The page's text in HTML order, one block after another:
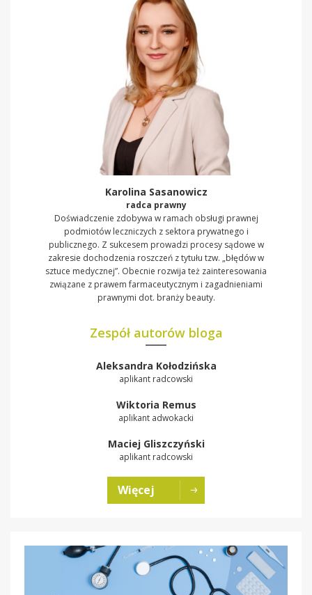
Karolina Sasanowicz
radca prawny
Doświadczenie zdobywa w ramach obsługi prawnej
podmiotów leczniczych z sektora prywatnego i
publicznego. Z sukcesem prowadzi procesy sądowe w
zakresie dochodzenia roszczeń z tytułu tzw. „błędów w
sztuce medycznej”. Obecnie rozwija też zainteresowania
związane z prawem farmaceutycznym i zagadnieniami
prawnymi dot. branży beauty.
Zespół autorów bloga
Aleksandra Kołodzińska
aplikant radcowski
Wiktoria Remus
aplikant adwokacki
Maciej Gliszczyński
aplikant radcowski
Więcej